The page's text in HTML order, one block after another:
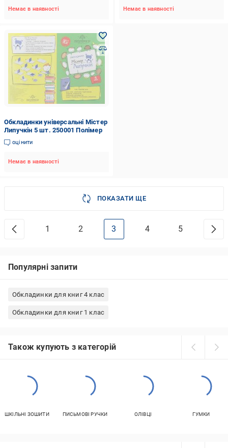
Немає в наявності Немає в наявності
Обкладинки універсальні Містер
Липучкін 5 шт. 250001 Полімер
оцінити
Немає в наявності
ПОКАЗАТИ ЩЕ
1 2 3 4 5
Популярні запити
Обкладинки для книг 4 клас
Обкладинки для книг 1 клас
Також купують з категорій
ШКІЛЬНІ ЗОШИТИ ПИСЬМОВІ РУЧКИ ОЛІВЦІ ГУМКИ